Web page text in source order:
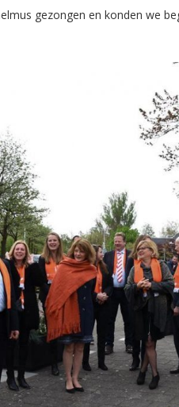
gezongen en konden we